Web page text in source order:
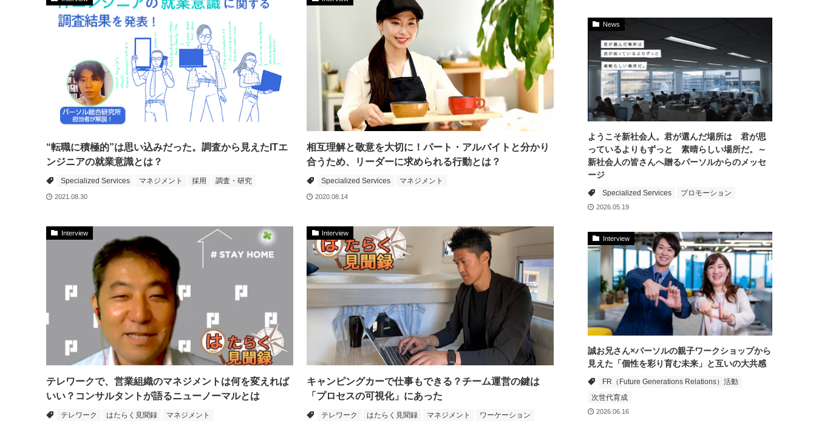
“転職に積極的”は思い込みだった。調査から見えたITエ
ンジニアの就業意識とは？
Specialized Services マネジメント 採用 調査・研究
2021.08.30
相互理解と敬意を大切に！パート・アルバイトと分かり
合うため、リーダーに求められる行動とは？
Specialized Services マネジメント
2020.08.14
Interview
テレワークで、営業組織のマネジメントは何を変えれば
いい？コンサルタントが語るニューノーマルとは
テレワーク はたらく見聞録 マネジメント
Interview
キャンピングカーで仕事もできる？チーム運営の鍵は
「プロセスの可視化」にあった
テレワーク はたらく見聞録 マネジメント ワーケーション
News
ようこそ新社会人。君が選んだ場所は 君が思
っているよりもずっと 素晴らしい場所だ。～
新社会人の皆さんへ贈るパーソルからのメッセ
ージ
Specialized Services プロモーション
2026.05.19
Interview
誠お兄さん×パーソルの親子ワークショップから
見えた「個性を彩り育む未来」と互いの大共感
FR（Future Generations Relations）活動
次世代育成
2026.06.16